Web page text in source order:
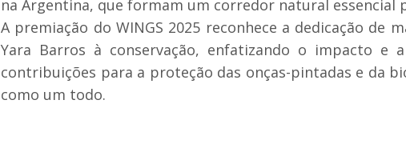
na Argentina, que formam um corredor natural essencial
A premiação do WINGS 2025 reconhece a dedicação de
Yara Barros à conservação, enfatizando o impacto e
contribuições para a proteção das onças-pintadas e da
como um todo.